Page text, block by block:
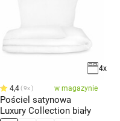
4x
4,4 9x w magazynie
Pościel satynowa
Luxury Collection biały